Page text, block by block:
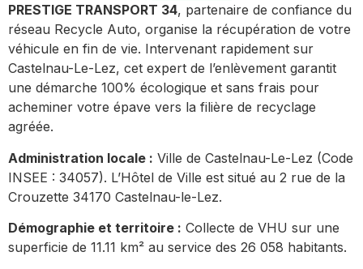
PRESTIGE TRANSPORT 34, partenaire de confiance du
réseau Recycle Auto, organise la récupération de votre
véhicule en fin de vie. Intervenant rapidement sur
Castelnau-Le-Lez, cet expert de l’enlèvement garantit
une démarche 100% écologique et sans frais pour
acheminer votre épave vers la filière de recyclage
agréée.
Administration locale : Ville de Castelnau-Le-Lez (Code
INSEE : 34057). L’Hôtel de Ville est situé au 2 rue de la
Crouzette 34170 Castelnau-le-Lez.
Démographie et territoire : Collecte de VHU sur une
superficie de 11.11 km² au service des 26 058 habitants.